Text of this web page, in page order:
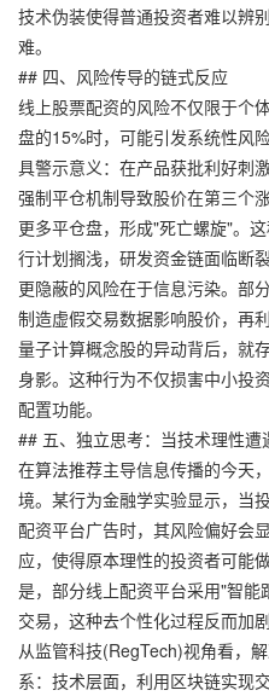
技术伪装使得普通投资者难以辨
难。
## 四、风险传导的链式反应
线上股票配资的风险不仅限于个
盘的15%时，可能引发系统性风
具警示意义：在产品获批利好刺
强制平仓机制导致股价在第三个
更多平仓盘，形成"死亡螺旋"。
行计划搁浅，研发资金链面临断裂
更隐蔽的风险在于信息污染。部
制造虚假交易数据影响股价，再
量子计算概念股的异动背后，就
身影。这种行为不仅损害中小投
配置功能。
## 五、独立思考：当技术理性遭
在算法推荐主导信息传播的今天
境。某行为金融学实验显示，当
配资平台广告时，其风险偏好会
应，使得原本理性的投资者可能
是，部分线上配资平台采用"智
交易，这种去个性化过程反而加
从监管科技(RegTech)视角看，
系：技术层面，利用区块链实现